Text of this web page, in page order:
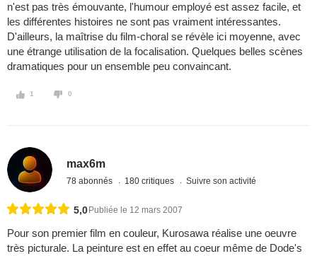
n'est pas très émouvante, l'humour employé est assez facile, et
les différentes histoires ne sont pas vraiment intéressantes.
D'ailleurs, la maîtrise du film-choral se révèle ici moyenne, avec
une étrange utilisation de la focalisation. Quelques belles scènes
dramatiques pour un ensemble peu convaincant.
1 0
max6m
78 abonnés 180 critiques Suivre son activité
5,0 Publiée le 12 mars 2007
Pour son premier film en couleur, Kurosawa réalise une oeuvre
très picturale. La peinture est en effet au coeur même de Dode's